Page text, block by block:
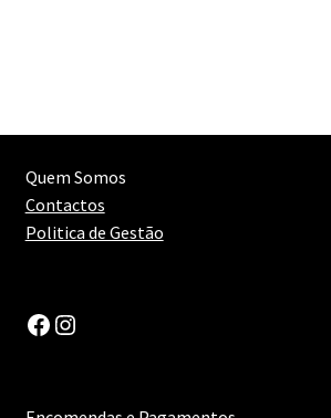
Quem Somos
Contactos
Politica de Gestão
Facebook
Instagram